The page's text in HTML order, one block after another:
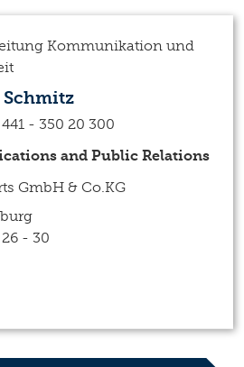
Schmitz
- 350 20 300
and Public Relations
GmbH & Co.KG
- 30